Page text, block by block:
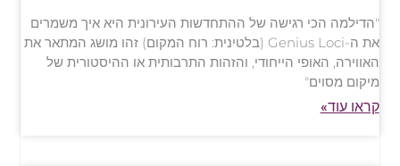
"הדילמה הכי רגישה של ההתחדשות העירונית היא איך משמרים
את ה-Genius Loci (בלטינית: רוח המקום) זהו מושג המתאר את
האווירה, האופי הייחודי, והזהות התרבותית או ההיסטורית של
מיקום מסוים"
קראו עוד»